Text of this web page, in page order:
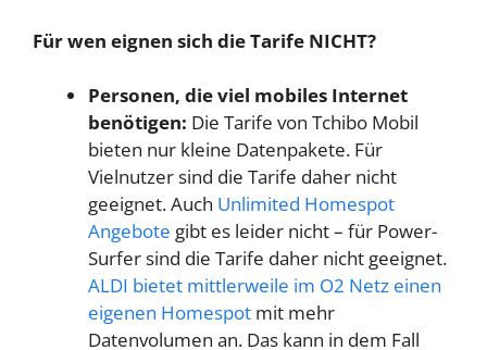
Für wen eignen sich die Tarife NICHT?
Personen, die viel mobiles Internet
benötigen: Die Tarife von Tchibo Mobil
bieten nur kleine Datenpakete. Für
Vielnutzer sind die Tarife daher nicht
geeignet. Auch Unlimited Homespot
Angebote gibt es leider nicht – für Power-
Surfer sind die Tarife daher nicht geeignet.
ALDI bietet mittlerweile im O2 Netz einen
eigenen Homespot mit mehr
Datenvolumen an. Das kann in dem Fall